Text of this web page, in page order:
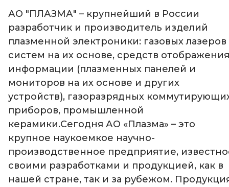
АО "ПЛАЗМА" – крупнейший в России
разработчик и производитель изделий
плазменной электроники: газовых лазеров
систем на их основе, средств отображения
информации (плазменных панелей и
мониторов на их основе и других
устройств), газоразрядных
приборов, промышленной
керамики.Сегодня АО «Плазма» – это
крупное наукоемкое научно-
производственное предприятие,
своими разработками и продукцией, как в
нашей стране, так и за рубежом.